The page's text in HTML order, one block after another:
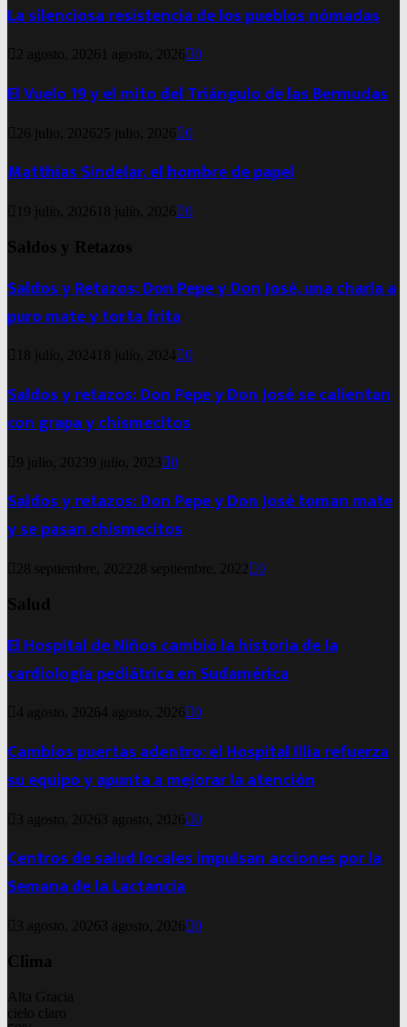
La silenciosa resistencia de los pueblos nómadas
2 agosto, 2026 1 agosto, 2026 0
El Vuelo 19 y el mito del Triángulo de las Bermudas
26 julio, 2026 25 julio, 2026 0
Matthias Sindelar, el hombre de papel
19 julio, 2026 18 julio, 2026 0
Saldos y Retazos
Saldos y Retazos: Don Pepe y Don José, una charla a
puro mate y torta frita
18 julio, 2024 18 julio, 2024 0
Saldos y retazos: Don Pepe y Don José se calientan
con grapa y chismecitos
9 julio, 20239 julio, 2023 0
Saldos y retazos: Don Pepe y Don José toman mate
y se pasan chismecitos
28 septiembre, 2022 28 septiembre, 2022 0
Salud
El Hospital de Niños cambió la historia de la
cardiología pediátrica en Sudamérica
4 agosto, 20264 agosto, 2026 0
Cambios puertas adentro: el Hospital Illia refuerza
su equipo y apunta a mejorar la atención
3 agosto, 2026 3 agosto, 2026 0
Centros de salud locales impulsan acciones por la
Semana de la Lactancia
3 agosto, 2026 3 agosto, 2026 0
Clima
Alta Gracia
cielo claro